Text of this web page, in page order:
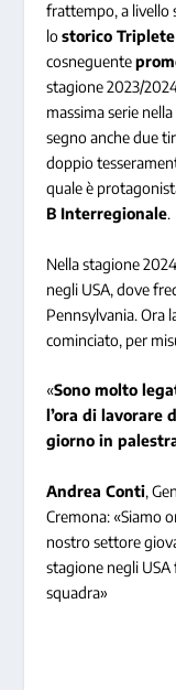
frattempo, a livello
lostorico Triplete
cosneguente
stagione 2023/
massima serie
segno anche due
doppio
quale è
B Interregionale.
Nella stagione
negli USA, dove
Pennsylvania. Ora
cominciato, per
«Sono molto
l’ora di lavorare
giorno in
Andrea Conti,
Cremona: «Siamo
nostro settore
stagione negli
squadra»